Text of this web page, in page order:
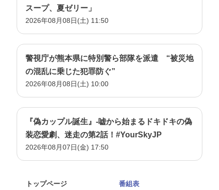
スープ、夏ゼリー」
2026年08月08日(土) 11:50
警視庁が熊本県に特別警ら部隊を派遣 “被災地
の混乱に乗じた犯罪防ぐ”
2026年08月08日(土) 10:00
『偽カップル誕生』-嘘から始まるドキドキの偽
装恋愛劇、迷走の第2話！#YourSkyJP
2026年08月07日(金) 17:50
トップページ 番組表